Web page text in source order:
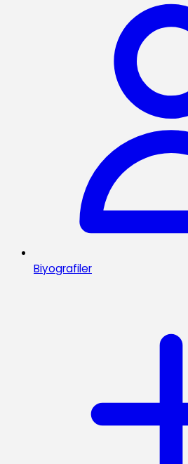
Biyografiler